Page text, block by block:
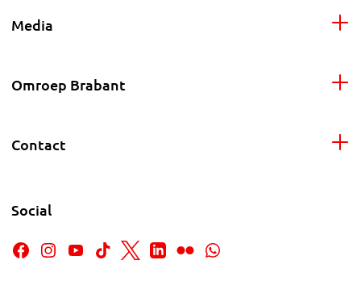
Media
Omroep Brabant
Contact
Social